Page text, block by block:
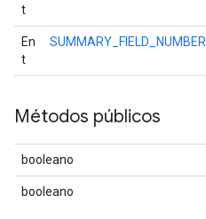
t
En
t
SUMMARY_FIELD_NUMBER
Métodos públicos
booleano
booleano